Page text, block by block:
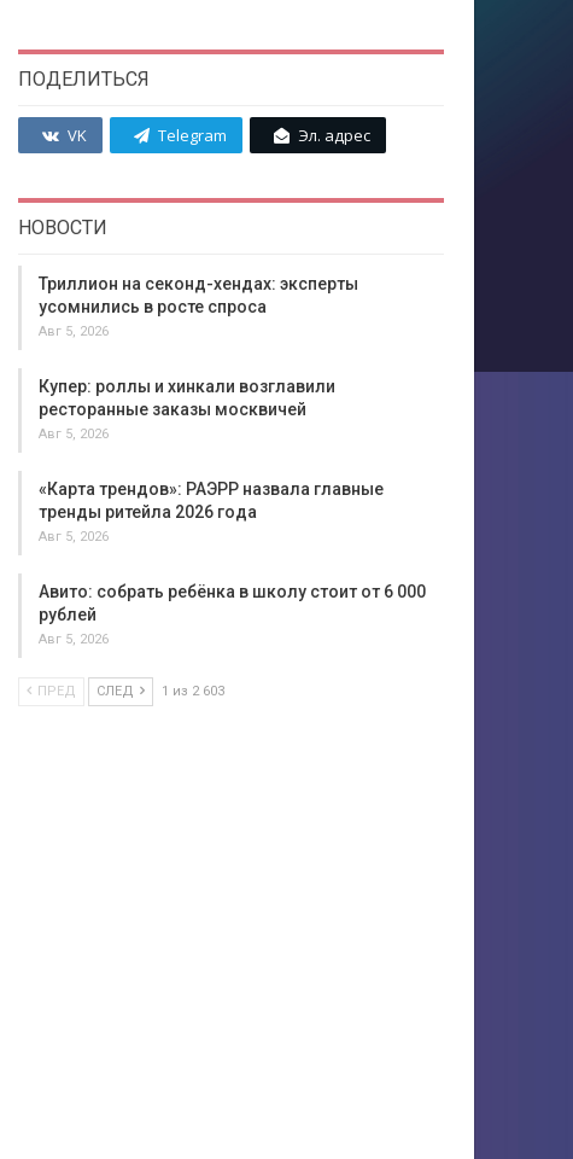
ПОДЕЛИТЬСЯ
VK Telegram Эл. адрес
НОВОСТИ
Триллион на секонд-хендах: эксперты
усомнились в росте спроса
Авг 5, 2026
Купер: роллы и хинкали возглавили
ресторанные заказы москвичей
Авг 5, 2026
«Карта трендов»: РАЭРР назвала главные
тренды ритейла 2026 года
Авг 5, 2026
Авито: собрать ребёнка в школу стоит от 6 000
рублей
Авг 5, 2026
ПРЕД СЛЕД 1 из 2 603